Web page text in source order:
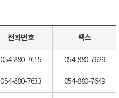
전화번호 팩스
054-880-7615 054-880-7629
054-880-7633 054-880-7649